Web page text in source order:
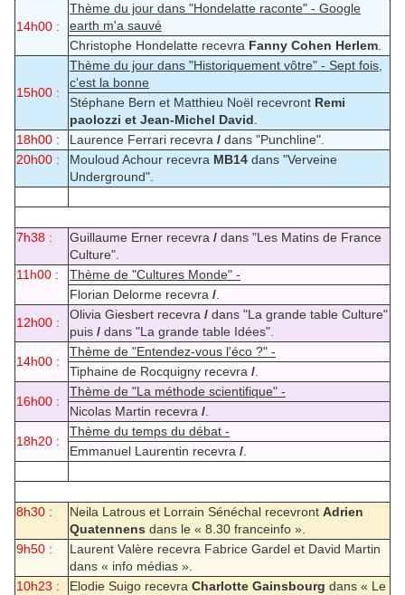
14h00 :
Thème du jour dans "Hondelatte raconte" - Google
earth m'a sauvé
Christophe Hondelatte recevra Fanny Cohen Herlem
15h00 :
Thème du jour dans "Historiquement vôtre" - Sept fois,
c'est la bonne
Stéphane Bern et Matthieu Noël recevront Remi
paolozzi et Jean-Michel David
18h00 :
Laurence Ferrari recevra / dans "Punchline".
20h00 :
Mouloud Achour recevra MB14 dans "Verveine
Underground".
7h38 : Guillaume Erner recevra / dans "Les Matins de France
Culture".
11h00 :
Thème de "Cultures Monde" -
Florian Delorme recevra /
12h00 :
Olivia Giesbert recevra / dans "La grande table Culture"
puis / dans "La grande table Idées".
14h00 :
Thème de "Entendez-vous l'éco ?" -
Tiphaine de Rocquigny recevra /
16h00 :
Thème de "La méthode scientifique" -
Nicolas Martin recevra /
18h20 :
Thème du temps du débat -
Emmanuel Laurentin recevra /
8h30 : Neila Latrous et Lorrain Sénéchal recevront Adrien
Quatennens dans le « 8.30 franceinfo ».
9h50 :
Laurent Valère recevra Fabrice Gardel et David Martin
dans « info médias ».
10h23 :
Elodie Suigo recevra Charlotte Gainsbourg dans « Le